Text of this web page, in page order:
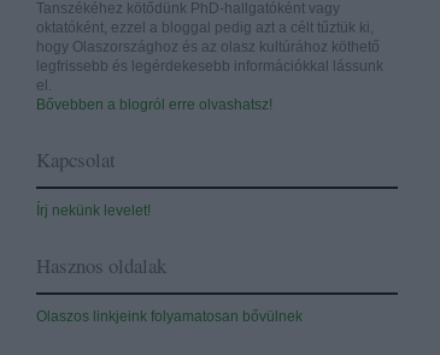
Tanszékéhez kötődünk PhD-hallgatóként vagy
oktatóként, ezzel a bloggal pedig azt a célt tűztük ki,
hogy Olaszországhoz és az olasz kultúrához köthető
legfrissebb és legérdekesebb információkkal lássunk
el.
Bővebben a blogról erre olvashatsz!
Kapcsolat
Írj nekünk levelet!
Hasznos oldalak
Olaszos linkjeink folyamatosan bővülnek